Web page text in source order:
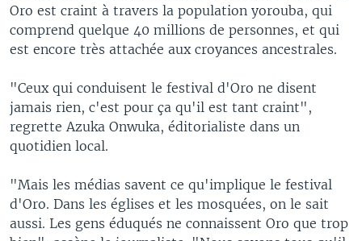
Oro est craint à travers la population yorouba, qui
comprend quelque 40 millions de personnes, et qui
est encore très attachée aux croyances ancestrales.
"Ceux qui conduisent le festival d'Oro ne disent
jamais rien, c'est pour ça qu'il est tant craint",
regrette Azuka Onwuka, éditorialiste dans un
quotidien local.
"Mais les médias savent ce qu'implique le festival
d'Oro. Dans les églises et les mosquées, on le sait
aussi. Les gens éduqués ne connaissent Oro que trop